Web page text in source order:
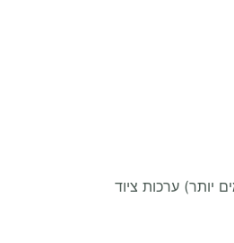
יותר) ערכות ציוד